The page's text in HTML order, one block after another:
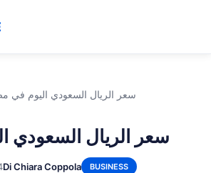
سعر الريال السعودي اليوم في
سعر الريال السعودي
Di Chiara Coppola BUSINESS